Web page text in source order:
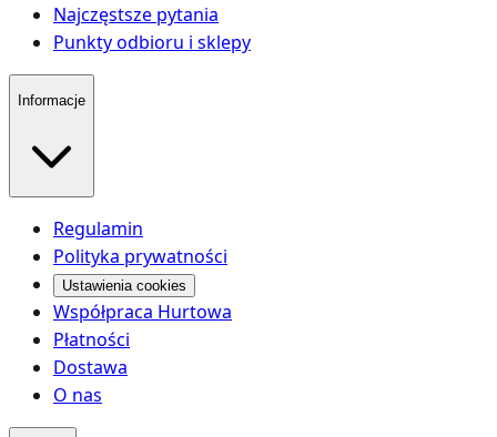
Najczęstsze pytania
Punkty odbioru i sklepy
Informacje
Regulamin
Polityka prywatności
Ustawienia cookies
Współpraca Hurtowa
Płatności
Dostawa
O nas